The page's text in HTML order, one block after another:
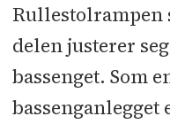
Rullestolrampen
delen justerer
bassenget. Som
bassenganlegget